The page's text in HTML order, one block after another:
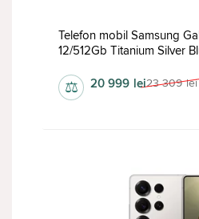
Telefon mobil Samsung
12/512Gb Titanium Silver
23 309 lei
20 999 lei
⚖